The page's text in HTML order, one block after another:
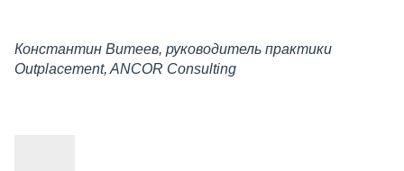
Константин Витеев, руководитель практики
Outplacement, ANCOR Consulting